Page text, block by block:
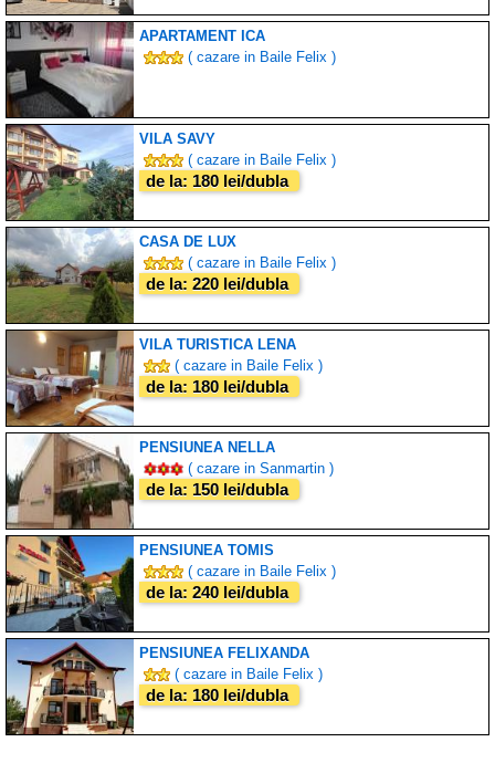
APARTAMENT ICA
( cazare in Baile Felix )
VILA SAVY
( cazare in Baile Felix )
de la: 180 lei/dubla
CASA DE LUX
( cazare in Baile Felix )
de la: 220 lei/dubla
VILA TURISTICA LENA
( cazare in Baile Felix )
de la: 180 lei/dubla
PENSIUNEA NELLA
( cazare in Sanmartin )
de la: 150 lei/dubla
PENSIUNEA TOMIS
( cazare in Baile Felix )
de la: 240 lei/dubla
PENSIUNEA FELIXANDA
( cazare in Baile Felix )
de la: 180 lei/dubla